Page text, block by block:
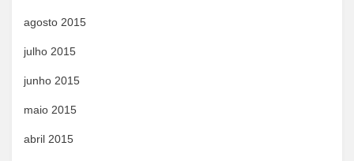
agosto 2015
julho 2015
junho 2015
maio 2015
abril 2015